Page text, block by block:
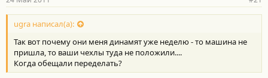
ugra написал(а):
Так вот почему они меня динамят уже неделю - то машина не
пришла, то ваши чехлы туда не положили....
Когда обещали переделать?